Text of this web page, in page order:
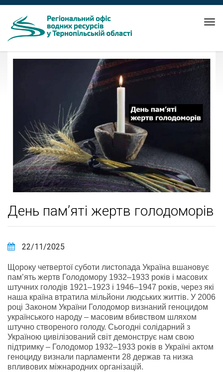
День пам’яті жертв голодоморів
22/11/2025
Щороку четвертої суботи листопада Україна вшановує
пам’ять жертв Голодомору 1932–1933 років і масових
штучних голодів 1921–1923 і 1946–1947 років, через які
наша країна втратила мільйони людських життів. У 2006
році Законом України Голодомор визнаний геноцидом
українського народу – масовим вбивством шляхом
штучно створеного голоду. Сьогодні солідарний з
Україною цивілізований світ демонструє нам свою
підтримку – Голодомор 1932–1933 років в Україні актом
геноциду визнали парламенти 28 держав та низка
впливових міжнародних організацій.